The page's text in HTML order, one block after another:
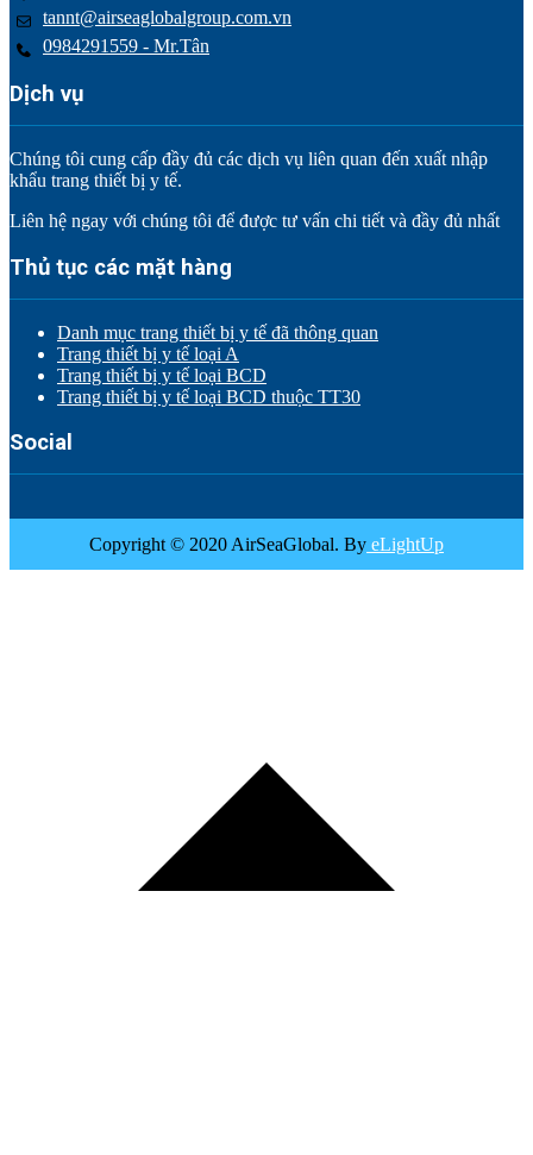
tannt@airseaglobalgroup.com.vn
0984291559 - Mr.Tân
Dịch vụ
Chúng tôi cung cấp đầy đủ các dịch vụ liên quan đến xuất nhập
khẩu trang thiết bị y tế.
Liên hệ ngay với chúng tôi để được tư vấn chi tiết và đầy đủ nhất
Thủ tục các mặt hàng
Danh mục trang thiết bị y tế đã thông quan
Trang thiết bị y tế loại A
Trang thiết bị y tế loại BCD
Trang thiết bị y tế loại BCD thuộc TT30
Social
Copyright © 2020 AirSeaGlobal. By eLightUp